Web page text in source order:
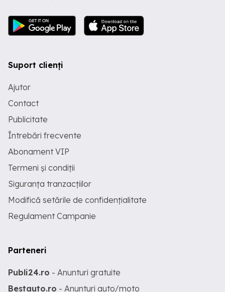
Suport clienți
Ajutor
Contact
Publicitate
Întrebări frecvente
Abonament VIP
Termeni și condiții
Siguranța tranzacțiilor
Modifică setările de confidențialitate
Regulament Campanie
Parteneri
Publi24.ro - Anunturi gratuite
Bestauto.ro - Anunturi auto/moto